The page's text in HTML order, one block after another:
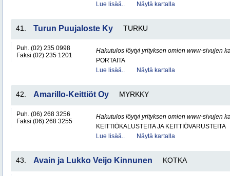
Lue lisää..
Näytä kartalla
41. Turun Puujaloste Ky TURKU
Puh. (02) 235 0998
Faksi (02) 235 1201
Hakutulos löytyi yrityksen omien www-sivujen
PORTAITA
Lue lisää..
Näytä kartalla
42. Amarillo-Keittiöt Oy MYRKKY
Puh. (06) 268 3256
Faksi (06) 268 3255
Hakutulos löytyi yrityksen omien www-sivujen
KEITTIÖKALUSTEITA JA KEITTIÖVARUSTEITA
Lue lisää..
Näytä kartalla
43. Avain ja Lukko Veijo Kinnunen KOTKA